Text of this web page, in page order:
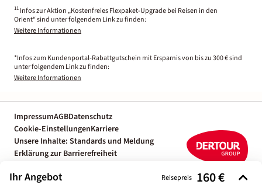
Ihr Angebot Reisepreis 160 €
11 Infos zur Aktion „Kostenfreies Flexpaket-Upgrade bei Reisen in den
Orient“ sind unter folgendem Link zu finden:
Weitere Informationen
*Infos zum Kundenportal-Rabattgutschein mit Ersparnis von bis zu 300 € sind
unter folgendem Link zu finden:
Weitere Informationen
ImpressumAGBDatenschutz
Cookie-EinstellungenKarriere
Unsere Inhalte: Standards und Meldung
Erklärung zur Barrierefreiheit
Reiseexperten